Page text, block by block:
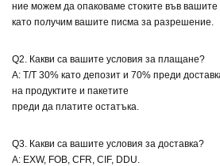
ние можем да опаковаме стоките във
като получим вашите писма за разрешение.
Q2. Какви са вашите условия за плащане?
A: T/T 30% като депозит и 70% преди
на продуктите и пакетите
преди да платите остатъка.
Q3. Какви са вашите условия за доставка?
A: EXW, FOB, CFR, CIF, DDU.